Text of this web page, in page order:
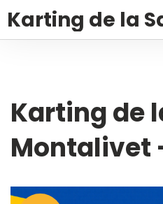
Karting de
Montalivet